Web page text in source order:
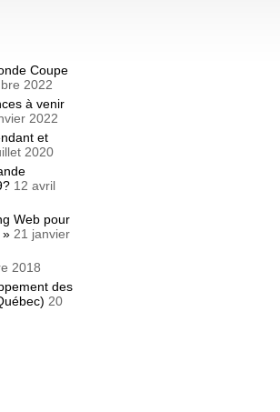
Coupe
2022
à venir
2022
et
2020
12 avril
Web pour
» 21 janvier
2018
des
20